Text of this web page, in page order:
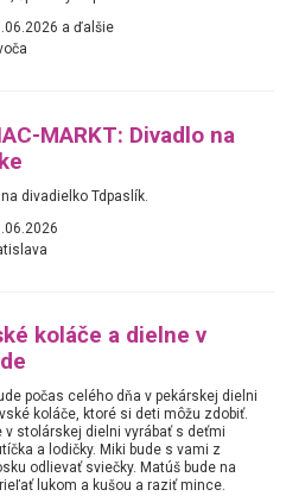
a ďalšie
MARKT: Divadlo na
divadielko Tdpaslík.
koláče a dielne v
počas celého dňa v pekárskej dielni
koláče, ktoré si deti môžu zdobiť.
v stolárskej dielni vyrábať s deťmi
a lodičky. Miki bude s vami z
odlievať sviečky. Matúš bude na
lukom a kušou a raziť mince.